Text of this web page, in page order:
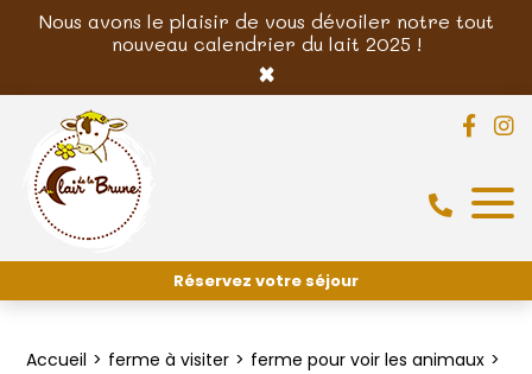
Nous avons le plaisir de vous dévoiler notre tout
nouveau calendrier du lait 2025 !
×
Réservez votre séjour
Accueil ferme à visiter
ferme pour voir les animaux